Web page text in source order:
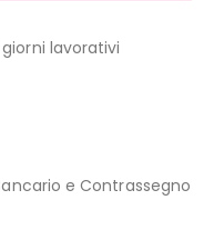
lavorativi
e Contrassegno